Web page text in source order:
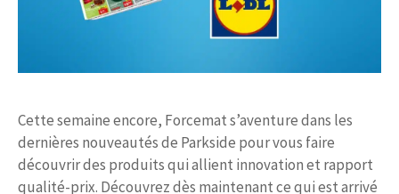
Cette semaine encore, Forcemat s’aventure dans les
dernières nouveautés de Parkside pour vous faire
découvrir des produits qui allient innovation et rapport
qualité-prix. Découvrez dès maintenant ce qui est arrivé